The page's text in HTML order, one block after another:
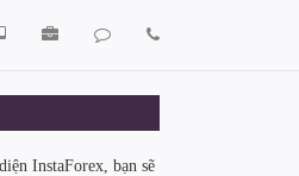
InstaForex, bạn sẽ